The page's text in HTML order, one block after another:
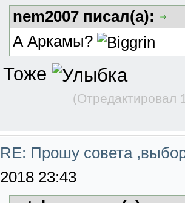
nem2007 писал(а):
А Аркамы?
Тоже
(Отредактировал
RE: Прошу совета
2018 23:43